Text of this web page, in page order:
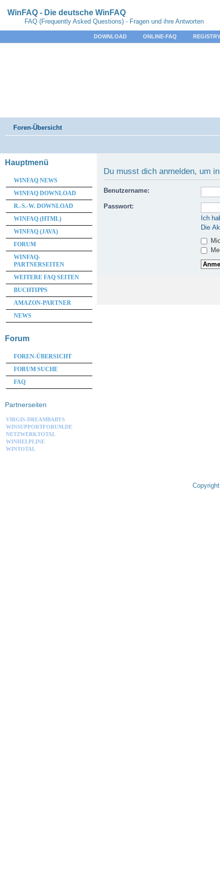
WinFAQ - Die deutsche WinFAQ
FAQ (Frequently Asked Questions) - Fragen und ihre Antworten
DOWNLOAD ONLINE-FAQ
Foren-Übersicht
Du musst dich anmelden, um
Benutzername:
Passwort:
Ich
Die
Hauptmenü
WINFAQ NEWS
WINFAQ DOWNLOAD
R.-S.-W. DOWNLOAD
WINFAQ (HTML)
WINFAQ (JAVA)
FORUM
WINFAQ-
PARTNERSEITEN
WEITERE FAQ SEITEN
BUCHTIPPS
AMAZON-PARTNER
NEWS
Forum
FOREN-ÜBERSICHT
FORUM SUCHE
FAQ
Partnerseiten
VIRGIS-DREAMBABYS
WINSUPPORTFORUM.DE
NETZWERKTOTAL
WINHELPLINE
WINTOTAL